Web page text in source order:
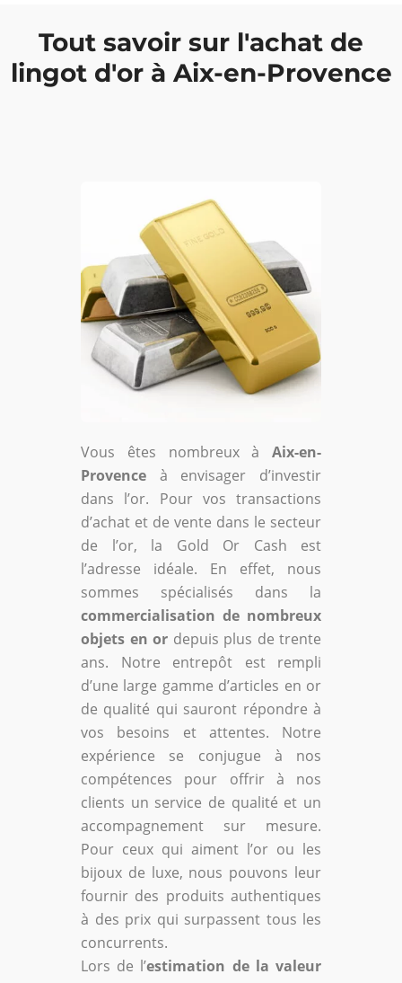
Tout savoir sur l'achat de
lingot d'or à Aix-en-Provence
Vous êtes nombreux à Aix-en-
Provence à envisager d’investir
dans l’or. Pour vos transactions
d’achat et de vente dans le secteur
de l’or, la Gold Or Cash est
l’adresse idéale. En effet, nous
sommes spécialisés dans la
commercialisation de nombreux
objets en or depuis plus de trente
ans. Notre entrepôt est rempli
d’une large gamme d’articles en or
de qualité qui sauront répondre à
vos besoins et attentes. Notre
expérience se conjugue à nos
compétences pour offrir à nos
clients un service de qualité et un
accompagnement sur mesure.
Pour ceux qui aiment l’or ou les
bijoux de luxe, nous pouvons leur
fournir des produits authentiques
à des prix qui surpassent tous les
concurrents.
Lors de l’estimation de la valeur